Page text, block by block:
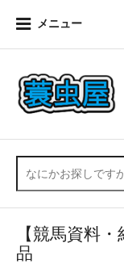
メニュー
【競馬資料
品